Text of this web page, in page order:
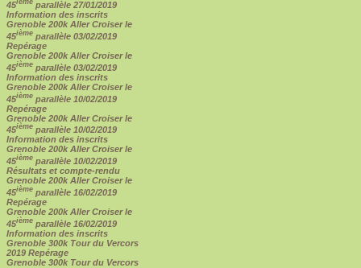
45ième parallèle 27/01/2019
Information des inscrits
Grenoble 200k Aller Croiser le
45ième parallèle 03/02/2019
Repérage
Grenoble 200k Aller Croiser le
45ième parallèle 03/02/2019
Information des inscrits
Grenoble 200k Aller Croiser le
45ième parallèle 10/02/2019
Repérage
Grenoble 200k Aller Croiser le
45ième parallèle 10/02/2019
Information des inscrits
Grenoble 200k Aller Croiser le
45ième parallèle 10/02/2019
Résultats et compte-rendu
Grenoble 200k Aller Croiser le
45ième parallèle 16/02/2019
Repérage
Grenoble 200k Aller Croiser le
45ième parallèle 16/02/2019
Information des inscrits
Grenoble 300k Tour du Vercors
2019 Repérage
Grenoble 300k Tour du Vercors